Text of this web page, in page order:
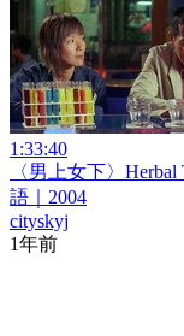
1:33:40
〈男上女下〉
語｜2004
cityskyj
1年前